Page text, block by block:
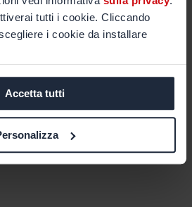
tutti i cookie. Cliccando
i cookie da installare
Accetta tutti